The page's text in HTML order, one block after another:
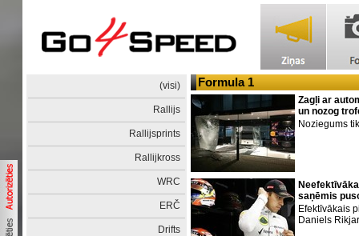
(visi)
Rallijs
Rallijsprints
Rallijkross
WRC
ERČ
Drifts
Formula 1
Zagļi ar
un nozog
Noziegums
saņēmis
Efektīvākais
Daniels